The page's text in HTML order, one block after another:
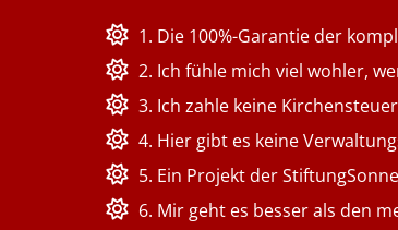
1. Die 100%-Garantie der
2. Ich fühle mich viel wohler,
3. Ich zahle keine
4. Hier gibt es keine
5. Ein Projekt der
6. Mir geht es besser als den